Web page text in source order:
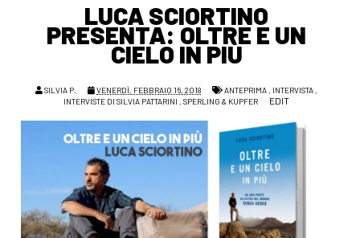
LUCA SCIORTINO
PRESENTA: OLTRE E UN
CIELO IN PIÙ
SILVIA P. VENERDÌ, FEBBRAIO 16, 2018 ANTEPRIMA , INTERVISTA ,
INTERVISTE DI SILVIA PATTARINI ,SPERLING & KUPFER EDIT